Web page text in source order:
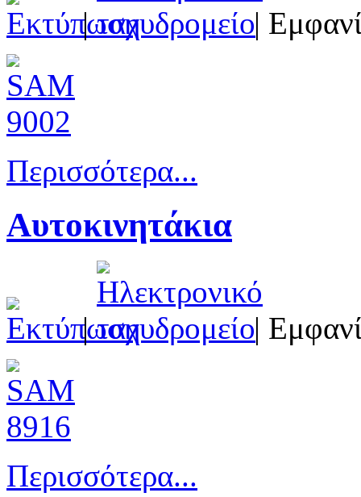
| |
Περισσότερα...
Αυτοκινητάκια
| |
Περισσότερα...